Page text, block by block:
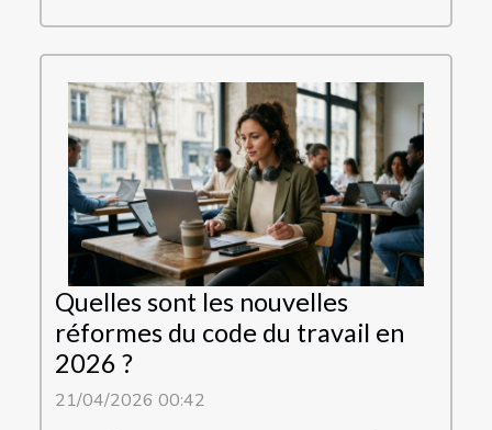
Quelles sont les nouvelles
réformes du code du travail en
2026 ?
21/04/2026 00:42